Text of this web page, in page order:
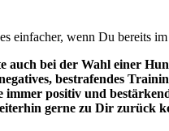
einfacher, wenn Du bereits
auch bei der Wahl einer
bestrafendes
immer positiv und
gerne zu Dir zurück